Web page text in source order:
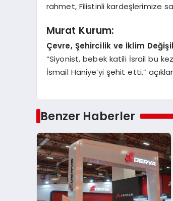
rahmet, Filistinli kardeşlerimize
Murat Kurum:
Çevre, Şehircilik ve İklim
“Siyonist, bebek katili İsrail bu
İsmail Haniye’yi şehit etti.”
Benzer Haberler